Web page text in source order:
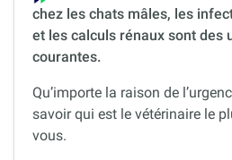
chez les chats mâles, les
et les calculs rénaux sont des
courantes.
Qu’importe la raison de
savoir qui est le vétérinaire le
vous.